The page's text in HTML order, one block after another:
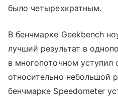
было четырехкратным.
В бенчмарке Geekbench
лучший результат в
в многопоточном уступил
относительно небольшой
бенчмарке Speedometer